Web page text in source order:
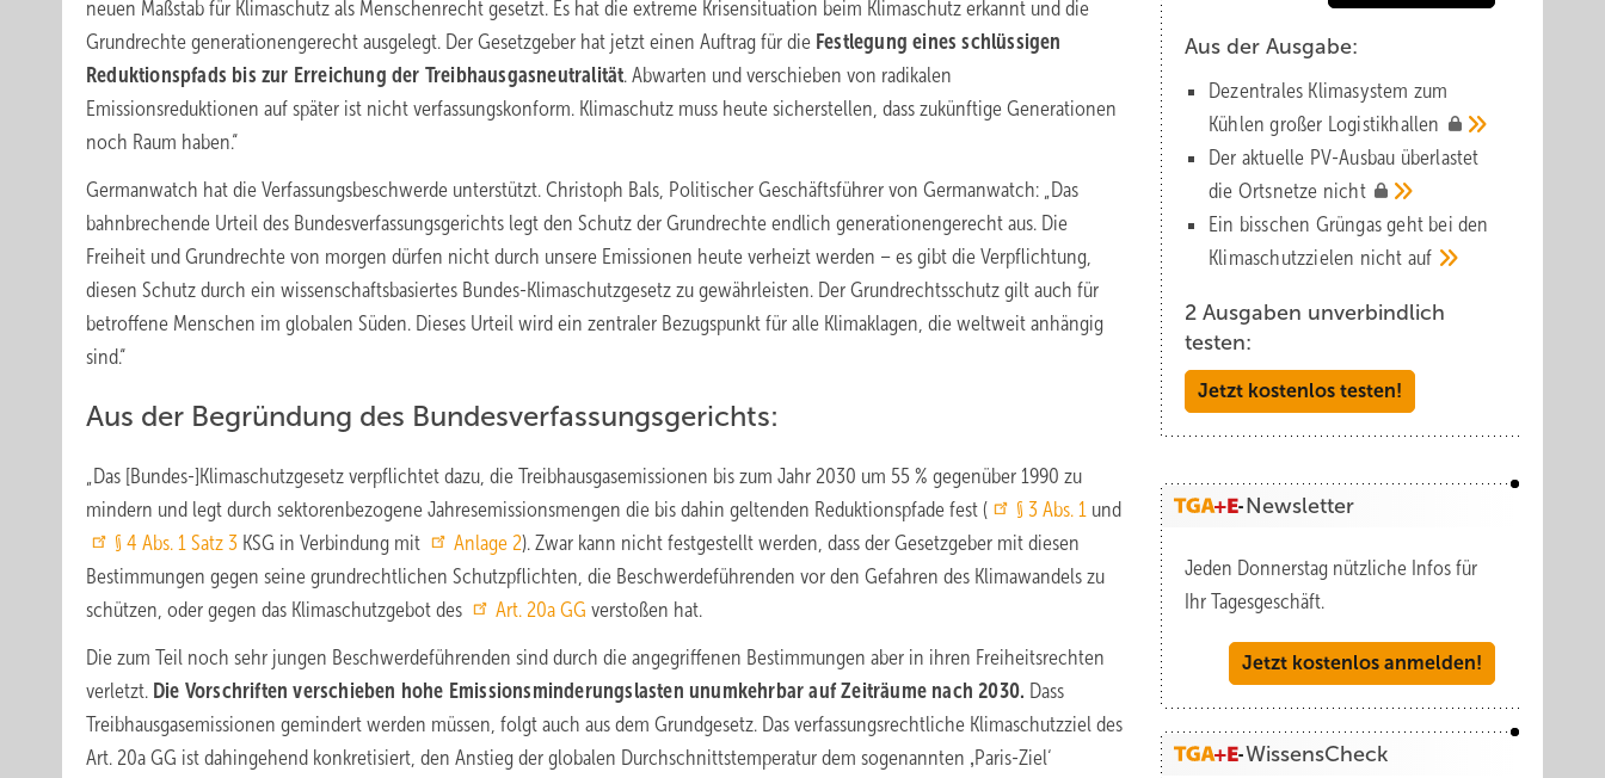
neuen Maßstab für Klimaschutz als Menschenrecht gesetzt. Es hat die extreme Krisensituation beim Klimaschutz erkannt und die
Grundrechte generationengerecht ausgelegt. Der Gesetzgeber hat jetzt einen Auftrag für die Festlegung eines schlüssigen
Reduktionspfads bis zur Erreichung der Treibhausgasneutralität. Abwarten und verschieben von radikalen
Emissionsreduktionen auf später ist nicht verfassungskonform. Klimaschutz muss heute sicherstellen, dass zukünftige Generationen
noch Raum haben.“
Germanwatch hat die Verfassungsbeschwerde unterstützt. Christoph Bals, Politischer Geschäftsführer von Germanwatch: „Das
bahnbrechende Urteil des Bundesverfassungsgerichts legt den Schutz der Grundrechte endlich generationengerecht aus. Die
Freiheit und Grundrechte von morgen dürfen nicht durch unsere Emissionen heute verheizt werden – es gibt die Verpflichtung,
diesen Schutz durch ein wissenschaftsbasiertes Bundes-Klimaschutzgesetz zu gewährleisten. Der Grundrechtsschutz gilt auch für
betroffene Menschen im globalen Süden. Dieses Urteil wird ein zentraler Bezugspunkt für alle Klimaklagen, die weltweit anhängig
sind.“
Aus der Begründung des Bundesverfassungsgerichts:
„Das [Bundes-]Klimaschutzgesetz verpflichtet dazu, die Treibhausgasemissionen bis zum Jahr 2030 um 55 % gegenüber 1990 zu
mindern und legt durch sektorenbezogene Jahresemissionsmengen die bis dahin geltenden Reduktionspfade fest (
§ 3 Abs. 1 und
§ 4 Abs. 1 Satz 3 KSG in Verbindung mit Anlage 2). Zwar kann nicht festgestellt werden, dass der Gesetzgeber mit diesen
Bestimmungen gegen seine grundrechtlichen Schutzpflichten, die Beschwerdeführenden vor den Gefahren des Klimawandels zu
schützen, oder gegen das Klimaschutzgebot des
Art. 20a GG verstoßen hat.
Die zum Teil noch sehr jungen Beschwerdeführenden sind durch die angegriffenen Bestimmungen aber in ihren Freiheitsrechten
verletzt. Die Vorschriften verschieben hohe Emissionsminderungslasten unumkehrbar auf Zeiträume nach 2030. Dass
Treibhausgasemissionen gemindert werden müssen, folgt auch aus dem Grundgesetz. Das verfassungsrechtliche Klimaschutzziel des
Art. 20a GG ist dahingehend konkretisiert, den Anstieg der globalen Durchschnittstemperatur dem sogenannten ‚Paris-Ziel‘
Aus der Ausgabe:
Dezentrales Klimasystem zum
Kühlen großer Logistik­hallen
Der aktuelle PV-Ausbau über­lastet
die Orts­netze nicht
Ein bisschen Grüngas geht bei den
Klima­schutz­zielen nicht auf
2 Ausgaben unverbindlich
testen:
Jetzt kostenlos testen!
Newsletter
Jeden Donnerstag nützliche Infos für
Ihr Tagesgeschäft.
Jetzt kostenlos anmelden!
WissensCheck